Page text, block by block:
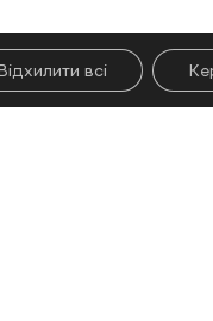
вдарили FPV-
Відхилити всі